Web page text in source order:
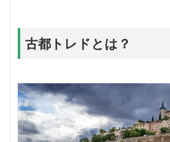
古都トレドとは？